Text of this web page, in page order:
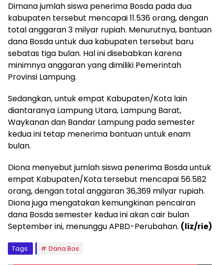
Dimana jumlah siswa penerima Bosda pada dua
kabupaten tersebut mencapai 11.536 orang, dengan
total anggaran 3 milyar rupiah. Menurutnya, bantuan
dana Bosda untuk dua kabupaten tersebut baru
sebatas tiga bulan. Hal ini disebabkan karena
minimnya anggaran yang dimiliki Pemerintah
Provinsi Lampung.
Sedangkan, untuk empat Kabupaten/Kota lain
diantaranya Lampung Utara, Lampung Barat,
Waykanan dan Bandar Lampung pada semester
kedua ini tetap menerima bantuan untuk enam
bulan.
Diona menyebut jumlah siswa penerima Bosda untuk
empat Kabupaten/Kota tersebut mencapai 56.582
orang, dengan total anggaran 36,369 milyar rupiah.
Diona juga mengatakan kemungkinan pencairan
dana Bosda semester kedua ini akan cair bulan
September ini, menunggu APBD-Perubahan. (liz/rie)
Tags: Dana Bos